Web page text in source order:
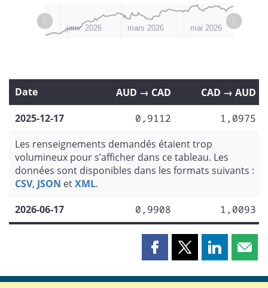
lnov. 2025
janv. 2026 mars 2026 mai 2026
juill. 2026
Date AUD → CAD
CAD → AUD
2025-12-17
0,9112
1,0975
Les renseignements demandés étaient trop
volumineux pour s’afficher dans ce tableau. Les
données sont disponibles dans les formats suivants :
CSV, JSON etXML.
2026-06-17
0,9908 1,0093
Partager
page
Partager
page
Partager
page page